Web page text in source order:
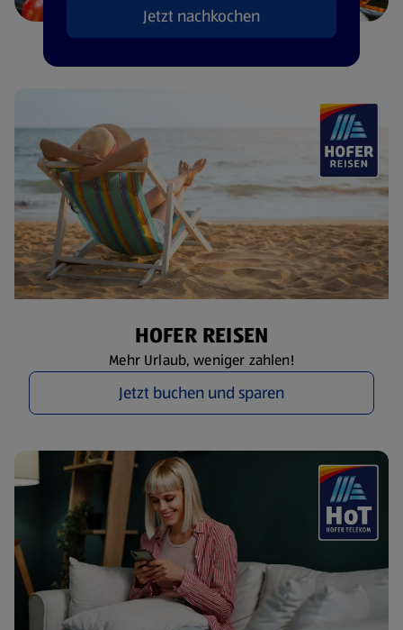
Jetzt nachkochen
HOFER REISEN
Mehr Urlaub, weniger zahlen!
Jetzt buchen und sparen